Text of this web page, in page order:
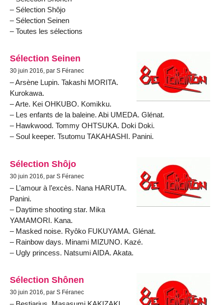
– Sélection Shôjo
– Sélection Seinen
– Toutes les sélections
Sélection Seinen
30 juin 2016, par S Féranec
– Arsène Lupin. Takashi MORITA.
Kurokawa.
– Arte. Kei OHKUBO. Komikku.
– Les enfants de la baleine. Abi UMEDA. Glénat.
– Hawkwood. Tommy OHTSUKA. Doki Doki.
– Soul keeper. Tsutomu TAKAHASHI. Panini.
Sélection Shôjo
30 juin 2016, par S Féranec
– L’amour à l’excès. Nana HARUTA.
Panini.
– Daytime shooting star. Mika
YAMAMORI. Kana.
– Masked noise. Ryôko FUKUYAMA. Glénat.
– Rainbow days. Minami MIZUNO. Kazé.
– Ugly princess. Natsumi AIDA. Akata.
Sélection Shônen
30 juin 2016, par S Féranec